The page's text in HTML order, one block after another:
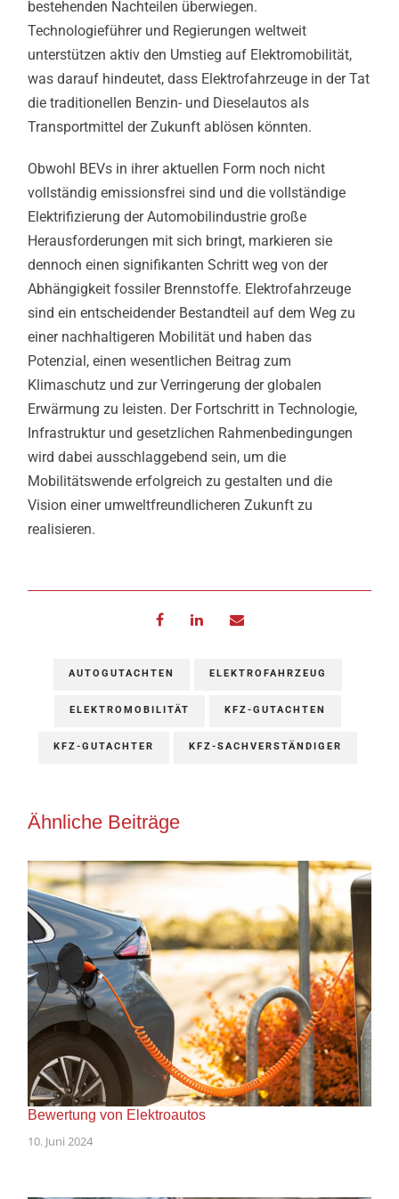
bestehenden Nachteilen überwiegen.
Technologieführer und Regierungen weltweit
unterstützen aktiv den Umstieg auf Elektromobilität,
was darauf hindeutet, dass Elektrofahrzeuge in der Tat
die traditionellen Benzin- und Dieselautos als
Transportmittel der Zukunft ablösen könnten.
Obwohl BEVs in ihrer aktuellen Form noch nicht
vollständig emissionsfrei sind und die vollständige
Elektrifizierung der Automobilindustrie große
Herausforderungen mit sich bringt, markieren sie
dennoch einen signifikanten Schritt weg von der
Abhängigkeit fossiler Brennstoffe. Elektrofahrzeuge
sind ein entscheidender Bestandteil auf dem Weg zu
einer nachhaltigeren Mobilität und haben das
Potenzial, einen wesentlichen Beitrag zum
Klimaschutz und zur Verringerung der globalen
Erwärmung zu leisten. Der Fortschritt in Technologie,
Infrastruktur und gesetzlichen Rahmenbedingungen
wird dabei ausschlaggebend sein, um die
Mobilitätswende erfolgreich zu gestalten und die
Vision einer umweltfreundlicheren Zukunft zu
realisieren.
AUTOGUTACHTEN ELEKTROFAHRZEUG
ELEKTROMOBILITÄT KFZ-GUTACHTEN
KFZ-GUTACHTER KFZ-SACHVERSTÄNDIGER
Ähnliche Beiträge
Bewertung von Elektroautos
10. Juni 2024